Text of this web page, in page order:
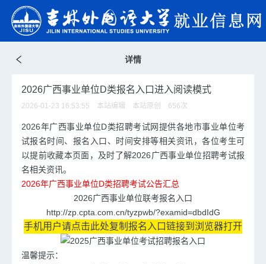
详情
2026广西事业单位D类报名入口进入阅读模式
2026-01-23 16:53:55 本站编辑 本站原创 656次
2026年广西事业单位D类招聘考试网提供各地市事业单位考
试报名时间、报名入口、时间安排等相关资讯，各位考生可
以提前收藏本页面，及时了解2026广西事业单位招聘考试报
名相关资讯。
2026年广西事业单位D类招聘考试公告汇总
2026广西事业单位联考报名入口
http://zp.cpta.com.cn/tyzpwb/?examid=dbdIdG
手机用户请点击此处复制报名入口链接到浏览器打开
温馨提示：